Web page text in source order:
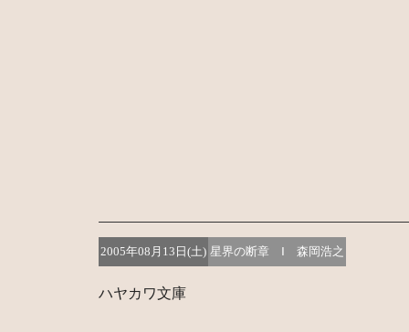
2005年08月13日(土) 星界の断章 Ⅰ 森岡浩之
ハヤカワ文庫